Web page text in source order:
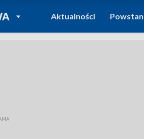
DO
REGIONY
Aktualności